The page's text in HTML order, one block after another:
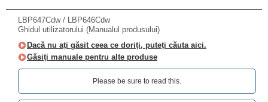
LBP647Cdw / LBP646Cdw
Ghidul utilizatorului (Manualul produsului)
Dacă nu ați găsit ceea ce doriți, puteți căuta aici.
Găsiți manuale pentru alte produse
Please be sure to read this.‎